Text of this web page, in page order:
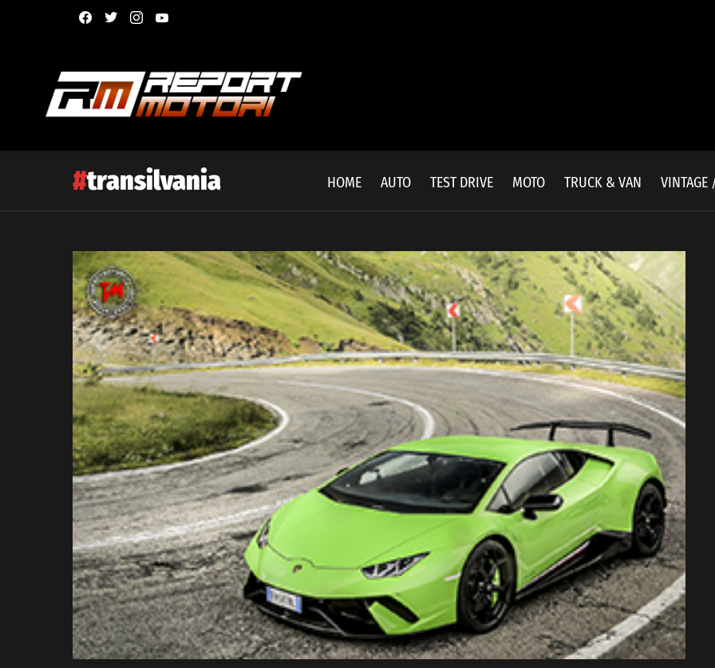
facebooktwitterinstagram
HOME AUTO TEST DRIVE MOTO TRUCK & VAN VINTAGE
transilvania
Latest
story